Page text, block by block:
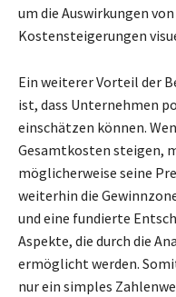
um die Auswirkungen
Kostensteigerungen
Ein weiterer Vorteil der
ist, dass Unternehmen
einschätzen können.
Gesamtkosten steigen,
möglicherweise seine
weiterhin die
und eine fundierte
Aspekte, die durch die
ermöglicht werden.
nur ein simples